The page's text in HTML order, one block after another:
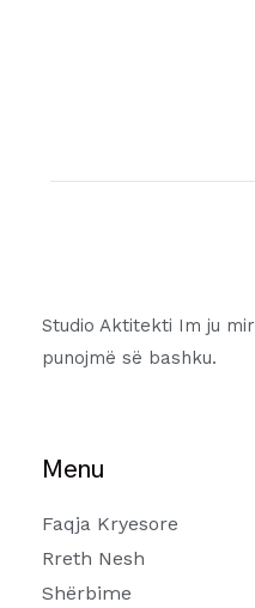
Studio Aktitekti Im ju
punojmë së bashku.
Menu
Faqja Kryesore
Rreth Nesh
Shërbime